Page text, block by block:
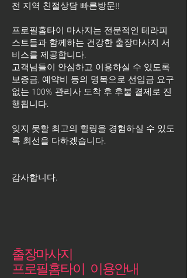
전 지역 친절상담 빠른방문!!
프로필홈타이 마사지는 전문적인 테라피
스트들과 함께하는 건강한 출장마사지 서
비스를 제공합니다.
고객님들이 안심하고 이용하실 수 있도록
보증금, 예약비 등의 명목으로 선입금 요구
없는 100% 관리사 도착 후 후불 결제로 진
행됩니다.
잊지 못할 최고의 힐링을 경험하실 수 있도
록 최선을 다하겠습니다.
​감사합니다.
출장마사지
프로필홈타이 이용안내